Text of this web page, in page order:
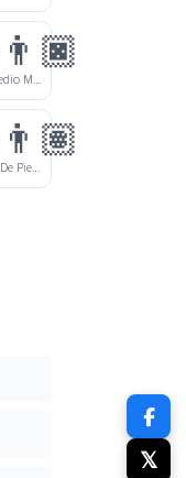
Tono De Piel Medio Mujer Y Tono De Piel Moreno Hombre Tomados De La Mano
Mujer De Tono De Piel Moreno Y Hombre De Tono De Piel Medio Tomados De La Mano
𝕏